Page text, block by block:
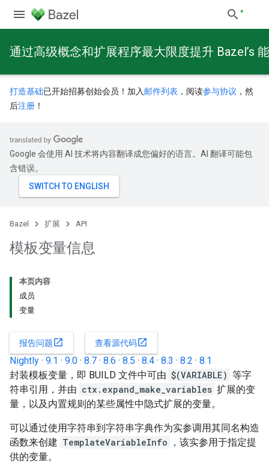
通过高级概念和扩展程序最大限度提升 Bazel’s
打造基础已开始招募创始会员！加入 邮件列表 ，阅读参与协议 ，然
后注册 ！
Google 会使用 AI 技术将内容翻译成您偏好的语言。AI 翻译可能包
含错误。
Bazel 扩展 API
模板变量信息
本页内容
成员
变量
报告问题open_in_new 查看源代码open_in_new
Nightly · 9.1 · 9.0 · 8.7 · 8.6 · 8.5 · 8.4 · 8.3 · 8.2 · 8.1
封装模板变量，即 BUILD 文件中可由 $(VARIABLE) 等字
符串引用，并由 ctx.expand_make_variables 扩展的变
量，以及内置规则的某些属性中隐式扩展的变量。
可以通过使用字符串到字符串字典作为实参调用其同名构造
函数来创建 TemplateVariableInfo
，该实参用于指定提
供的变量。